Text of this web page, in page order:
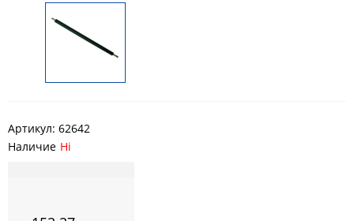
Артикул: 62642
Наличие Ні